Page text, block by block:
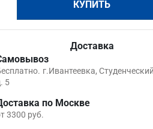
КУПИТЬ
Доставка
г.Ивантеевка,
5
по Москве
3300 руб.